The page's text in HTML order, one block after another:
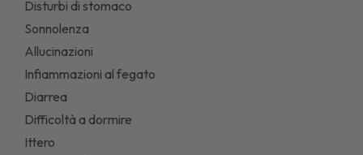
Disturbi di stomaco
Sonnolenza
Allucinazioni
Infiammazioni al fegato
Diarrea
Difficoltà a dormire
Ittero